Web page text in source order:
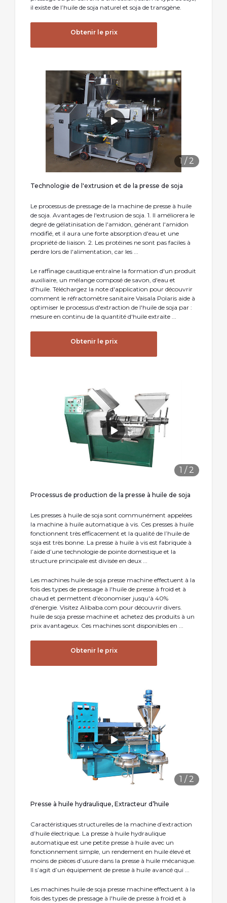
il existe de l’huile de soja naturel et soja de transgène.
Obtenir le prix
1 / 2
Technologie de l'extrusion et de la presse de soja
Le processus de pressage de la machine de presse à huile
de soja. Avantages de l'extrusion de soja. 1. Il améliorera le
degré de gélatinisation de l'amidon, générant l'amidon
modifié, et il aura une forte absorption d'eau et une
propriété de liaison. 2. Les protéines ne sont pas faciles à
perdre lors de l'alimentation, car les ...
Le raffinage caustique entraîne la formation d'un produit
auxiliaire, un mélange composé de savon, d'eau et
d'huile. Téléchargez la note d'application pour découvrir
comment le réfractomètre sanitaire Vaisala Polaris aide à
optimiser le processus d'extraction de l'huile de soja par :
mesure en continu de la quantité d'huile extraite ...
Obtenir le prix
1 / 2
Processus de production de la presse à huile de soja
Les presses à huile de soja sont communément appelées
la machine à huile automatique à vis. Ces presses à huile
fonctionnent très efficacement et la qualité de l’huile de
soja est très bonne. La presse à huile à vis est fabriquée à
l’aide d’une technologie de pointe domestique et la
structure principale est divisée en deux ...
Les machines huile de soja presse machine effectuent à la
fois des types de pressage à l'huile de presse à froid et à
chaud et permettent d'économiser jusqu'à 40%
d'énergie. Visitez Alibaba.com pour découvrir divers.
huile de soja presse machine et achetez des produits à un
prix avantageux. Ces machines sont disponibles en ...
Obtenir le prix
1 / 2
Presse à huile hydraulique, Extracteur d’huile
Caractéristiques structurelles de la machine d’extraction
d’huile électrique. La presse à huile hydraulique
automatique est une petite presse à huile avec un
fonctionnement simple, un rendement en huile élevé et
moins de pièces d’usure dans la presse à huile mécanique.
Il s’agit d’un équipement de presse à huile avancé qui ...
Les machines huile de soja presse machine effectuent à la
fois des types de pressage à l'huile de presse à froid et à